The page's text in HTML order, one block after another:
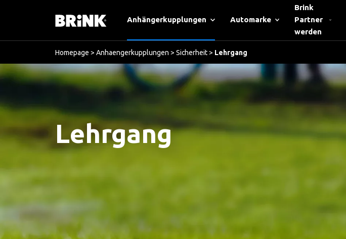
Anhängerkupplungen Automarke
Brink
Partner
werden
Homepage > Anhaengerkupplungen > Sicherheit > Lehrgang
Lehrgang